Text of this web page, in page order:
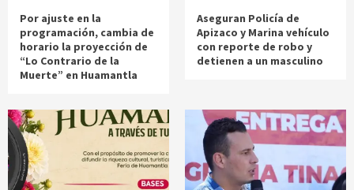
Por ajuste en la
programación, cambia de
horario la proyección de
“Lo Contrario de la
Muerte” en Huamantla
Aseguran Policía de
Apizaco y Marina vehículo
con reporte de robo y
detienen a un masculino